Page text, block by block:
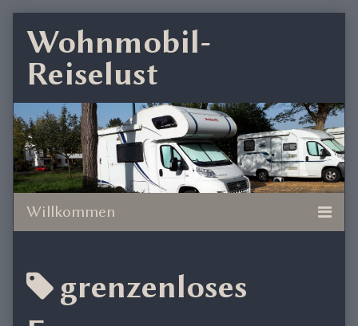
content
Wohnmobil-
Reiselust
Posts
grenzenloses